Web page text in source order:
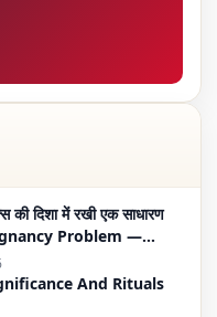
दिशा में रखी एक साधारण
Problem —
And Rituals